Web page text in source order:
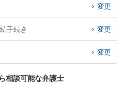
ロフィール情報や弁護士費用、強みなどが
無料で相続手続きを法律相談できる名護市
お困りの相談者さんにおすすめです。
変更
手続き 変更
変更
相談可能な弁護士